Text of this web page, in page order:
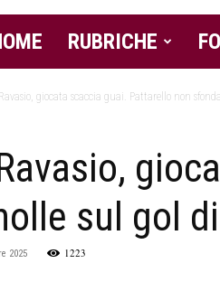
RUBRICHE
giocata scaccia guai. Pattarello non
sul gol
2025 1223